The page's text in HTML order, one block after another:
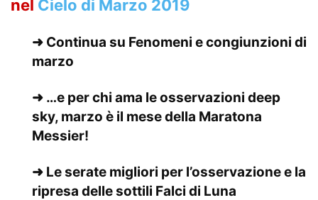
nel Cielo di Marzo 2019
➜ Continua su Fenomeni e congiunzioni di
marzo
➜ …e per chi ama le osservazioni deep
sky, marzo è il mese della Maratona
Messier!
➜ Le serate migliori per l’osservazione e la
ripresa dellesottili Falci di Luna